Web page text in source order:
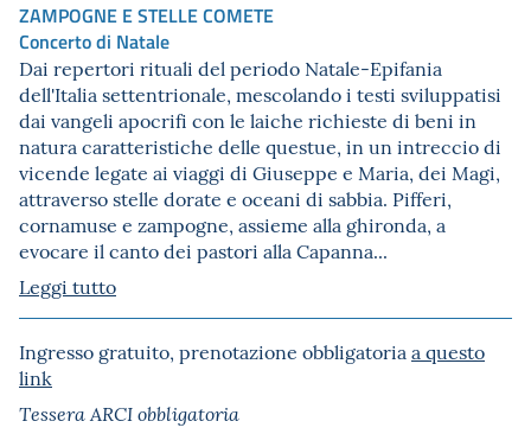
ZAMPOGNE E STELLE COMETE
Concerto di Natale
Dai repertori rituali del periodo Natale-Epifania
dell'Italia settentrionale, mescolando i testi sviluppatisi
dai vangeli apocrifi con le laiche richieste di beni in
natura caratteristiche delle questue, in un intreccio di
vicende legate ai viaggi di Giuseppe e Maria, dei Magi,
attraverso stelle dorate e oceani di sabbia. Pifferi,
cornamuse e zampogne, assieme alla ghironda, a
evocare il canto dei pastori alla Capanna...
Leggi tutto
Ingresso gratuito, prenotazione obbligatoria a questo
link
Tessera ARCI obbligatoria